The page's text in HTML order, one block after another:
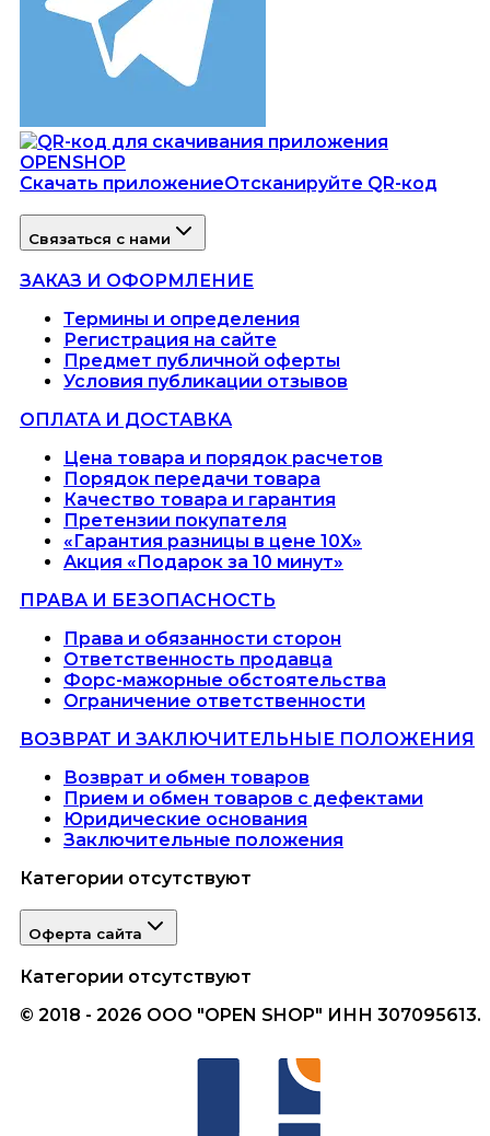
Скачать приложениеОтсканируйте QR-код
Связаться с нами
ЗАКАЗ И ОФОРМЛЕНИЕ
Термины и определения
Регистрация на сайте
Предмет публичной оферты
Условия публикации отзывов
ОПЛАТА И ДОСТАВКА
Цена товара и порядок расчетов
Порядок передачи товара
Качество товара и гарантия
Претензии покупателя
«Гарантия разницы в цене 10X»
Акция «Подарок за 10 минут»
ПРАВА И БЕЗОПАСНОСТЬ
Права и обязанности сторон
Ответственность продавца
Форс-мажорные обстоятельства
Ограничение ответственности
ВОЗВРАТ И ЗАКЛЮЧИТЕЛЬНЫЕ ПОЛОЖЕНИЯ
Возврат и обмен товаров
Прием и обмен товаров с дефектами
Юридические основания
Заключительные положения
Категории отсутствуют
Оферта сайта
Категории отсутствуют
© 2018 - 2026 ООО "OPEN SHOP" ИНН 307095613.